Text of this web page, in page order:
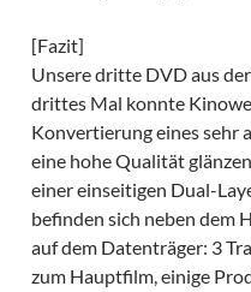
[Fazit]
Unsere dritte DVD aus
drittes Mal konnte
Konvertierung eines sehr
eine hohe Qualität
einer einseitigen Dual-
befinden sich neben dem
auf dem Datenträger: 3
zum Hauptfilm, einige